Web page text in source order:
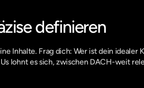
definieren
Inhalte. Frag dich: Wer ist dein idealer
lohnt es sich, zwischen DACH-weit